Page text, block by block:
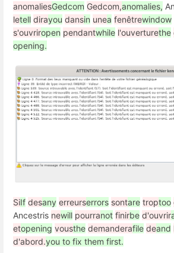
anomaliesGedcom Gedcom,anomalies,
letell dirayou dansin unea fenêtrewindow
s'ouvriropen pendantwhile l'ouverturethe
opening.
SiIf desany erreurserrors sontare troptoo
Ancestris newill pourranot finirbe d'ouvrir
etopening vousthe demanderafile deand
d'abord.you to fix them first.